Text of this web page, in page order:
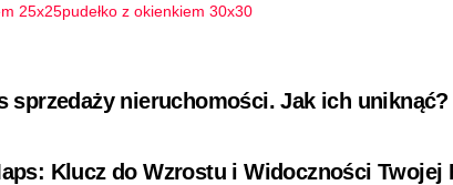
25x25pudełko z okienkiem 30x30
sprzedaży nieruchomości. Jak ich uniknąć?
Klucz do Wzrostu i Widoczności Twojej